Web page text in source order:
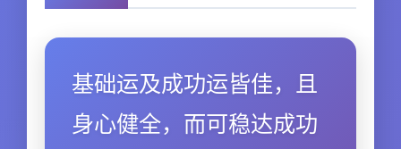
基础运及成功运皆佳，且
身心健全，而可稳达成功